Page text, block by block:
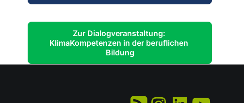
Zur Dialogveranstaltung:
KlimaKompetenzen in der beruflichen
Bildung